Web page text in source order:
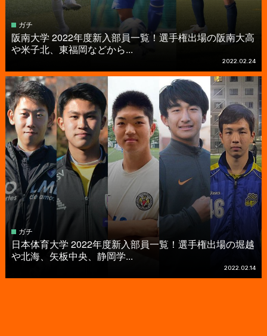
ガチ
阪南大学 2022年度新入部員一覧！選手権出場の阪南大高
や米子北、東福岡などから...
2022.02.24
ガチ
日本体育大学 2022年度新入部員一覧！選手権出場の堀越
や北海、矢板中央、静岡学...
2022.02.14